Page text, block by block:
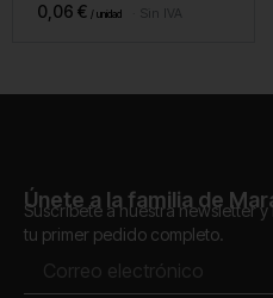
0,06 € Sin IVA
Únete a la familia de
Suscríbete a nuestra newsletter
tu primer pedido completo.
electrónico